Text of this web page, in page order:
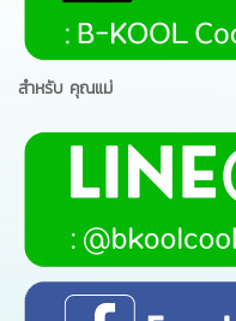
สำหรับ คุณแม่